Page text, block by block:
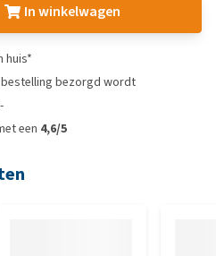
In winkelwagen
huis*
bezorgd wordt
een 4,6/5